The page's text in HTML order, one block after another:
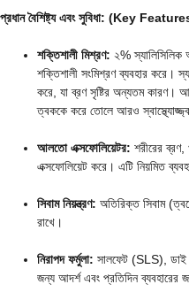
প্রধান বৈশিষ্ট্য এবং সুবিধা: (Key
শক্তিশালী মিশ্রণ: ২%
শক্তিশালী সংমিশ্রণ ব্যবহার করে।
করে, যা ব্রণ সৃষ্টির অন্যতম
ত্বককে করে তোলে আরও
আলতো এক্সফোলিয়েটর: শরীরের ব্রণ,
এক্সফোলিয়েট করে। এটি নিয়মিত
সিবাম নিয়ন্ত্রণ: অতিরিক্ত সিবাম
রাখে।
নিরাপদ ফর্মুলা: সালফেট (SLS),
জন্য আদর্শ এবং প্রতিদিন